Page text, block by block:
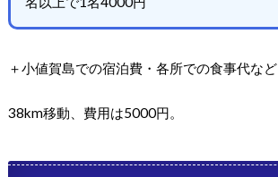
＋小値賀島での宿泊費・各所での食事代など
38km移動、費用は5000円。